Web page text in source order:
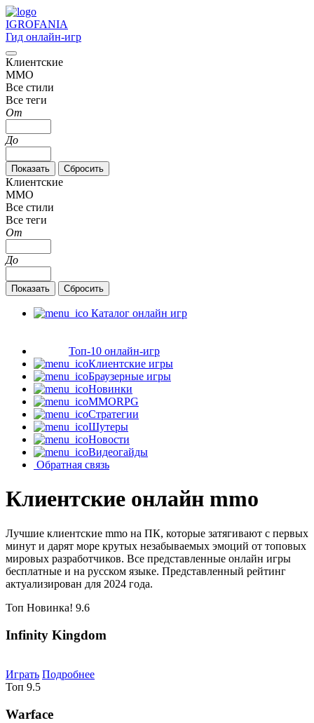
IGROFANIA
Гид онлайн-игр
Клиентские
MMO
Все стили
Все теги
От
До
Клиентские
MMO
Все стили
Все теги
От
До
Каталог онлайн игр
Топ-10 онлайн-игр
Клиентские игры
Браузерные игры
Новинки
MMORPG
Стратегии
Шутеры
Новости
Видеогайды
Обратная связь
Клиентские онлайн mmo
Лучшие клиентские mmo на ПК, которые затягивают с первых
минут и дарят море крутых незабываемых эмоций от топовых
мировых разработчиков. Все представленные онлайн игры
бесплатные и на русском языке. Представленный рейтинг
актуализирован для 2024 года.
Топ Новинка! 9.6
Infinity Kingdom
Играть Подробнее
Топ 9.5
Warface